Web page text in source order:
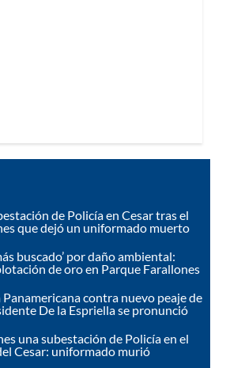
de Policía en Cesar tras el
que dejó un uniformado muerto
buscado’ por daño ambiental:
de oro en Parque Farallones
contra nuevo peaje de
De la Espriella se pronunció
una subestación de Policía en el
Cesar: uniformado murió